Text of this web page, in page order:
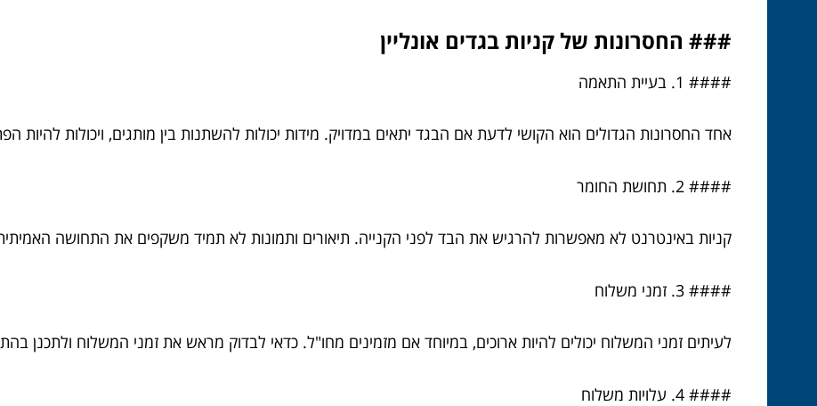
### החסרונות של קניות בגדים אונליין
#### 1. בעיית התאמה
אחד החסרונות הגדולים הוא הקושי לדעת אם הבגד יתאים במדויק. מידות יכולות להשתנות בין מותגים, ויכולות
#### 2. תחושת החומר
קניות באינטרנט לא מאפשרות להרגיש את הבד לפני הקנייה. תיאורים ותמונות לא תמיד משקפים את התחושה
#### 3. זמני משלוח
לעיתים זמני המשלוח יכולים להיות ארוכים, במיוחד אם מזמינים מחו"ל. כדאי לבדוק מראש את זמני המשלוח ולתכנן
#### 4. עלויות משלוח